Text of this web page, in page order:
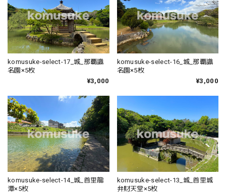
komusuke-select-17_城_那覇識
名園×5枚
¥3,000
komusuke-select-16_城_那覇識
名園×5枚
¥3,000
komusuke-select-14_城_首里龍
潭×5枚
komusuke-select-13_城_首里城
弁財天堂×5枚